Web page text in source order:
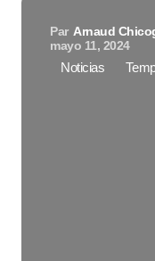
Par Arnaud
mayo 11, 2024
Noticias